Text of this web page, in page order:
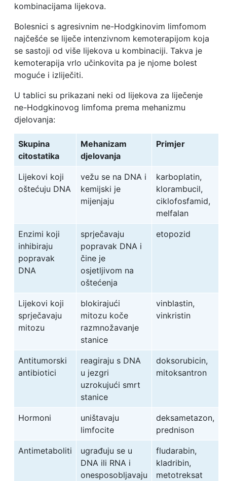
kombinacijama lijekova.
Bolesnici s agresivnim ne-Hodgkinovim limfomom
najčešće se liječe intenzivnom kemoterapijom koja
se sastoji od više lijekova u kombinaciji. Takva je
kemoterapija vrlo učinkovita pa je njome bolest
moguće i izliječiti.
U tablici su prikazani neki od lijekova za liječenje
ne-Hodgkinovog limfoma prema mehanizmu
djelovanja:
Skupina
citostatika
Mehanizam
djelovanja
Primjer
Lijekovi koji
oštećuju DNA
vežu se na DNA i
kemijski je
mijenjaju
karboplatin,
klorambucil,
ciklofosfamid,
melfalan
Enzimi koji
inhibiraju
popravak
DNA
sprječavaju
popravak DNA i
čine je
osjetljivom na
oštećenja
etopozid
Lijekovi koji
sprječavaju
mitozu
blokirajući
mitozu koče
razmnožavanje
stanice
vinblastin,
vinkristin
Antitumorski
antibiotici
reagiraju s DNA
u jezgri
uzrokujući smrt
stanice
doksorubicin,
mitoksantron
Hormoni
uništavaju
limfocite
deksametazon,
prednison
Antimetaboliti
ugrađuju se u
DNA ili RNA i
onesposobljavaju
fludarabin,
kladribin,
metotreksat